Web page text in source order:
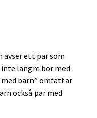
avser ett par som
längre bor med
med barn” omfattar
också par med